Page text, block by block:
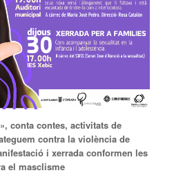
conta contes, activitats de
contra la violència de
i xerrada conformen les
el masclisme